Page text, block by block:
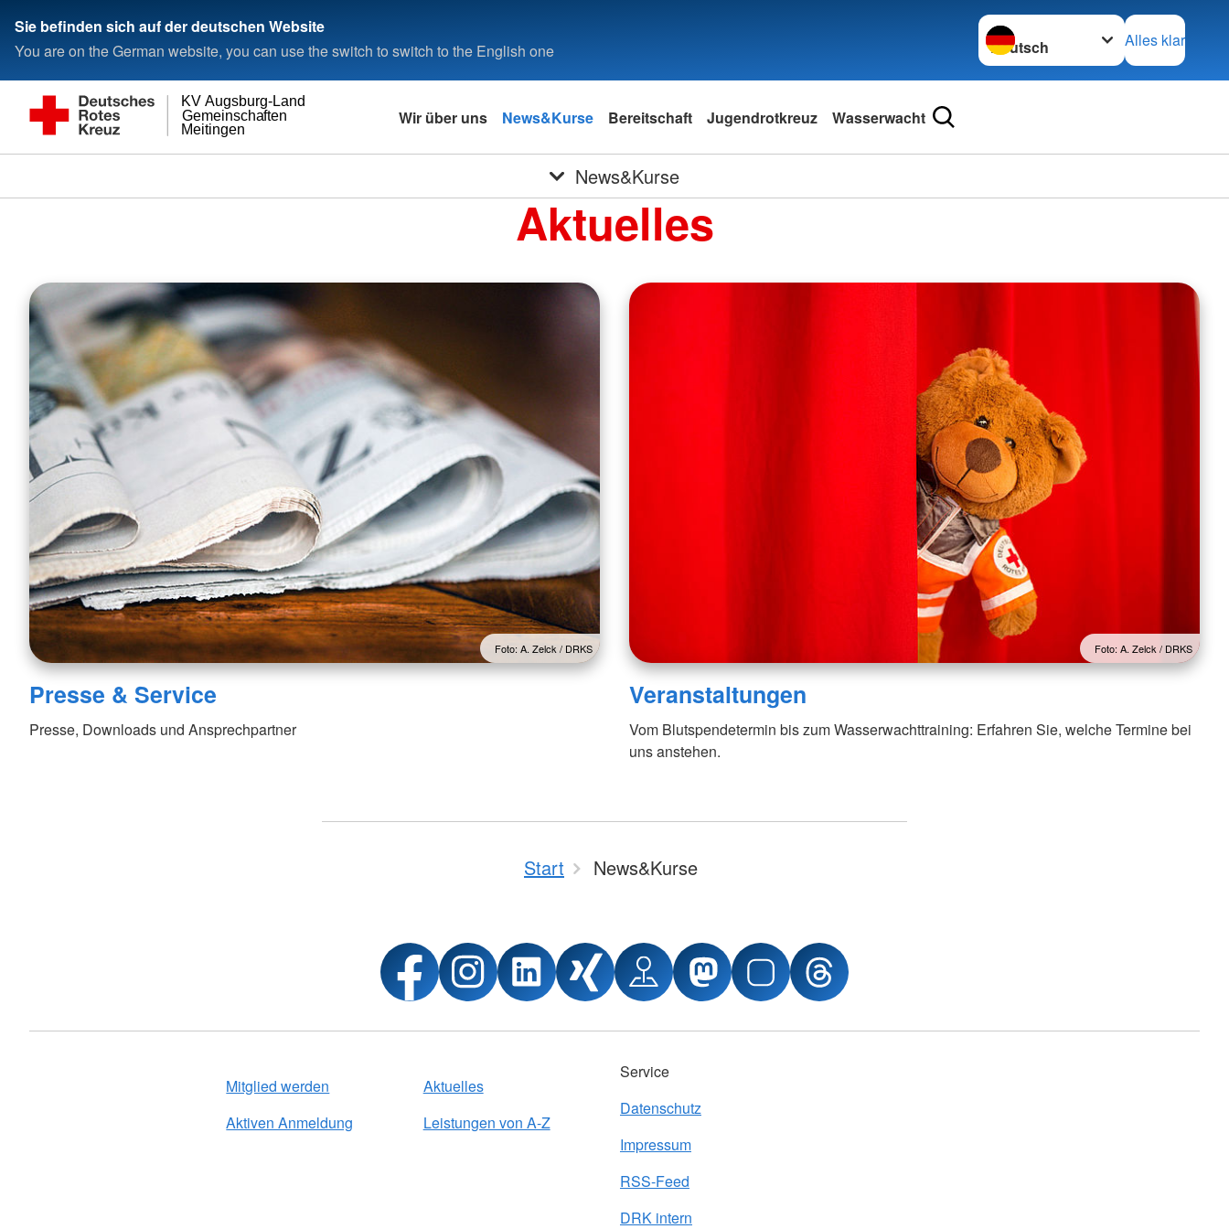
Sie befinden sich auf der deutschen Website
You are on the German website, you can use the switch to switch to the English one
Sprache wechseln zu
Alles klar
Meitingen
Gemeinschaften
KV Augsburg-Land
Wir über uns News&Kurse Bereitschaft Jugendrotkreuz Wasserwacht
News&Kurse
Aktuelles
Foto: A. Zelck / DRKS
Presse & Service
Presse, Downloads und Ansprechpartner
Foto: A. Zelck / DRKS
Veranstaltungen
Vom Blutspendetermin bis zum Wasserwachttraining: Erfahren Sie, welche Termine bei
uns anstehen.
Start News&Kurse
Mitglied werden
Aktiven Anmeldung
Aktuelles
Leistungen von A-Z
Service
Datenschutz
Impressum
RSS-Feed
DRK intern